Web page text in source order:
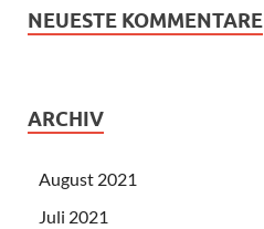
NEUESTE KOMMENTARE
ARCHIV
August 2021
Juli 2021